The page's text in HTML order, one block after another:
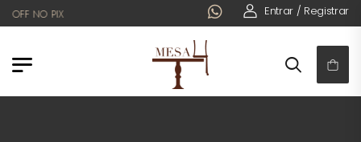
NO PIX Entrar / Registrar